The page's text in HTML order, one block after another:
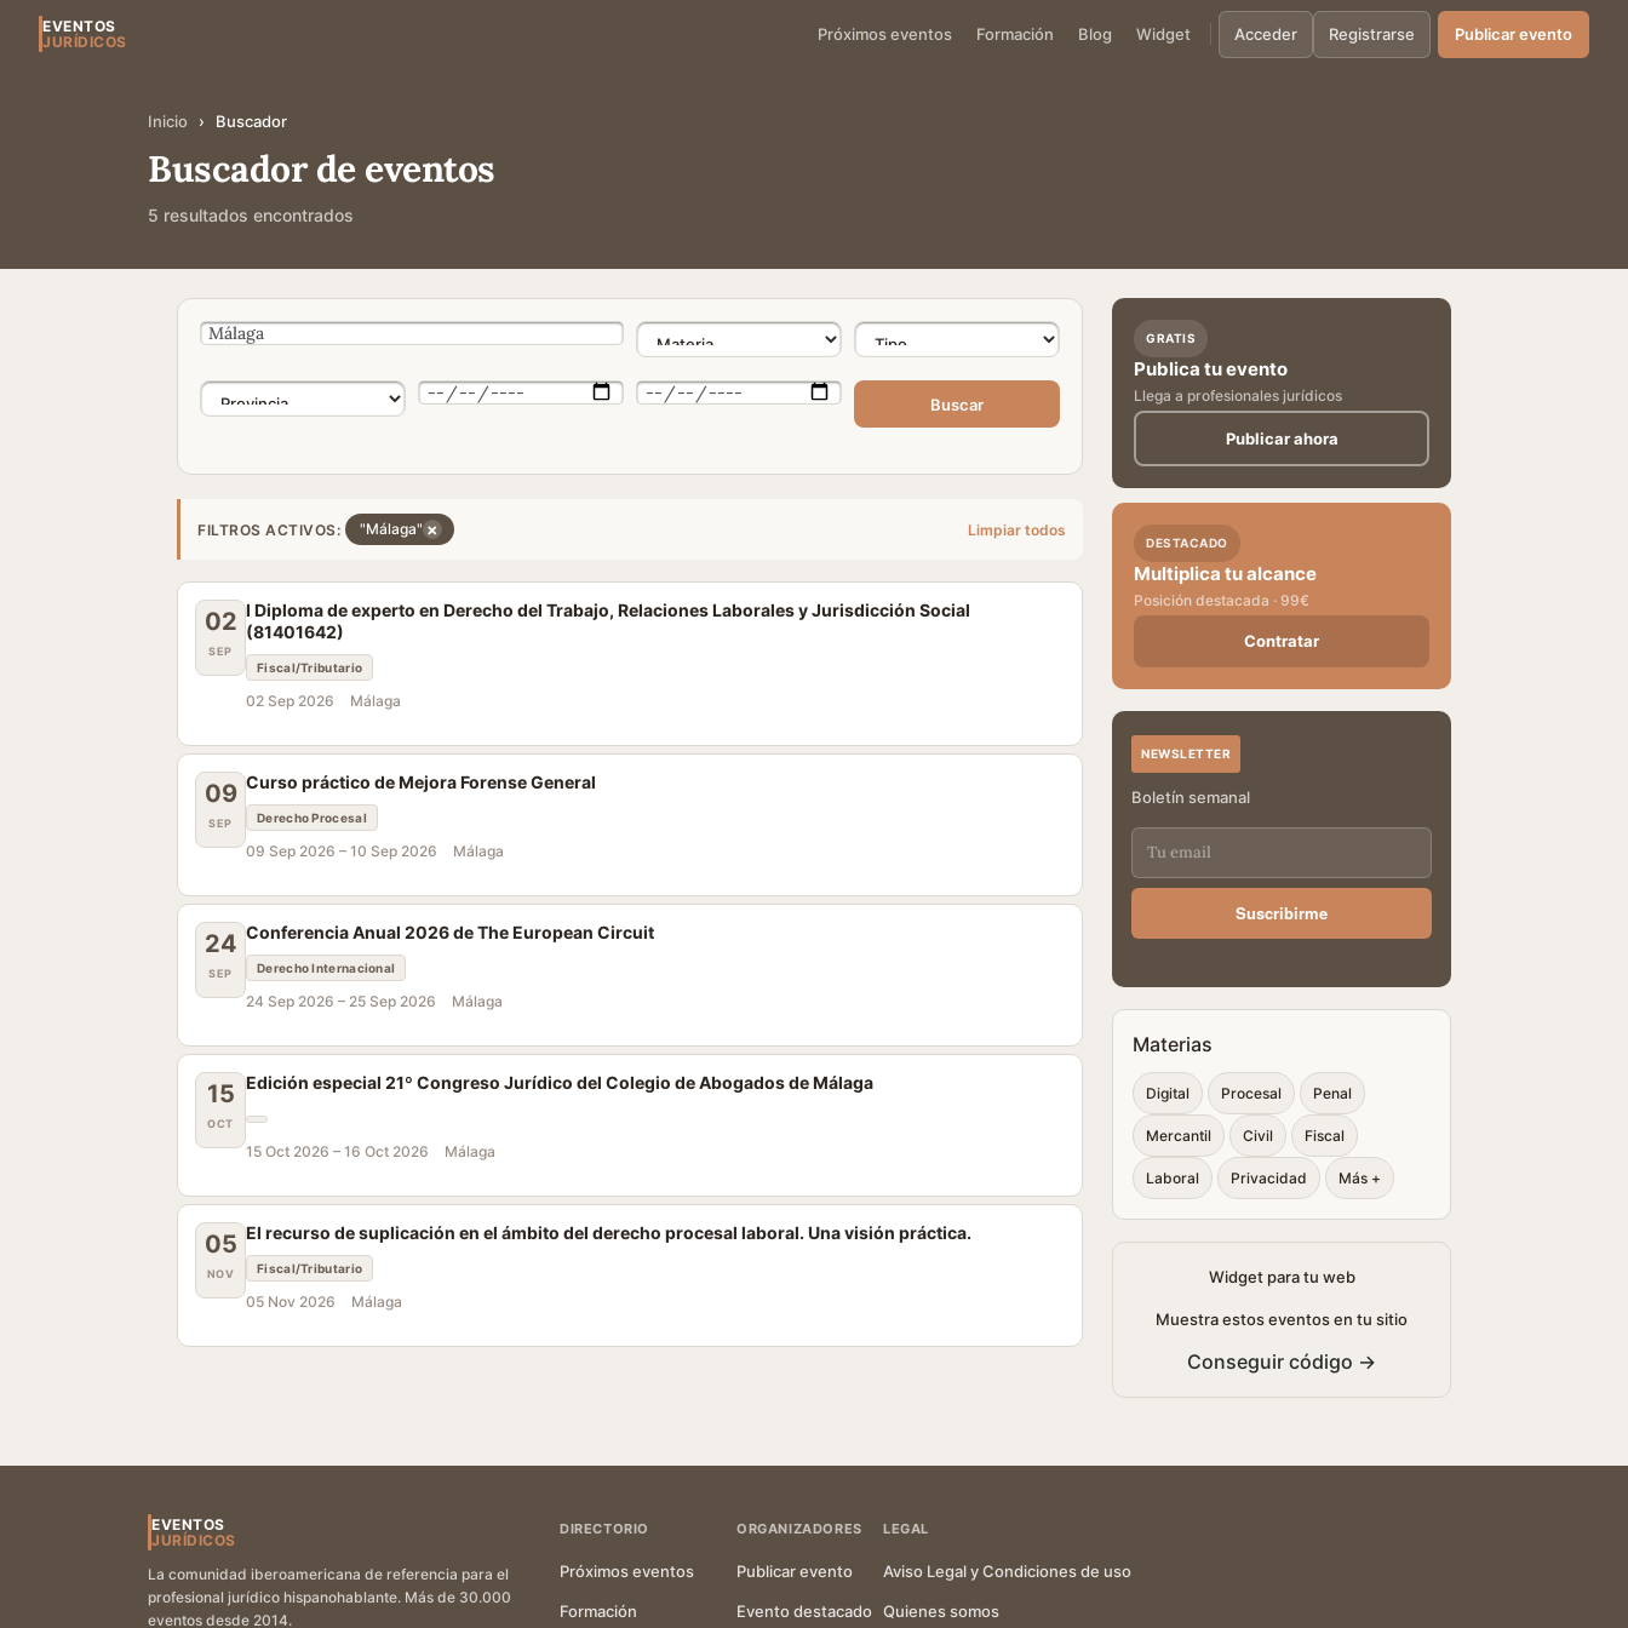
EVENTOS
JURÍDICOS
Próximos eventos Formación Blog Widget Acceder Registrarse Publicar evento
Inicio › Buscador
Buscador de eventos
5 resultados encontrados
Buscar
FILTROS ACTIVOS: "Málaga" × Limpiar todos
02
SEP
I Diploma de experto en Derecho del Trabajo, Relaciones Laborales y Jurisdicción Social
(81401642)
Fiscal/Tributario
02 Sep 2026 Málaga
09
SEP
Curso práctico de Mejora Forense General
Derecho Procesal
09 Sep 2026 – 10 Sep 2026 Málaga
24
SEP
Conferencia Anual 2026 de The European Circuit
Derecho Internacional
24 Sep 2026 – 25 Sep 2026 Málaga
15
OCT
Edición especial 21º Congreso Jurídico del Colegio de Abogados de Málaga
15 Oct 2026 – 16 Oct 2026 Málaga
05
NOV
El recurso de suplicación en el ámbito del derecho procesal laboral. Una visión práctica.
Fiscal/Tributario
05 Nov 2026 Málaga
GRATIS
Publica tu evento
Llega a profesionales jurídicos
Publicar ahora
DESTACADO
Multiplica tu alcance
Posición destacada · 99€
Contratar
NEWSLETTER
Boletín semanal
Suscribirme
Materias
Digital Procesal Penal
Mercantil Civil Fiscal
Laboral Privacidad Más +
Widget para tu web
Muestra estos eventos en tu sitio
Conseguir código →
EVENTOS
JURÍDICOS
La comunidad iberoamericana de referencia para el
profesional jurídico hispanohablante. Más de 30.000
eventos desde 2014.
DIRECTORIO
Próximos eventos
Formación
ORGANIZADORES
Publicar evento
Evento destacado
LEGAL
Aviso Legal y Condiciones de uso
Quienes somos